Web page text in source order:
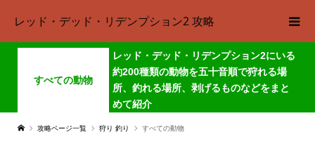
レッド・デッド・リデンプション2 攻略
すべての動物
レッド・デッド・リデンプション2にいる
約200種類の動物を五十音順で狩れる場
所、釣れる場所、剥げるものなどをまと
めて紹介
攻略ページ一覧 狩り 釣り すべての動物